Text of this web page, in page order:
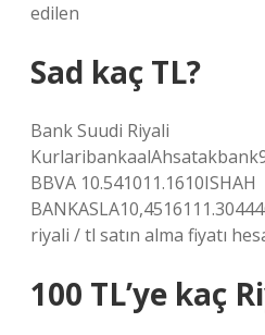
edilen
Sad kaç TL?
Bank Suudi Riyali
BBVA 10.541011.1610ISHAH
riyali / tl satın alma fiyatı
100 TL’ye kaç